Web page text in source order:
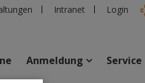
Intranet Login
Anmeldung Service